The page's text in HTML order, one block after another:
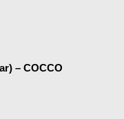
– COCCO